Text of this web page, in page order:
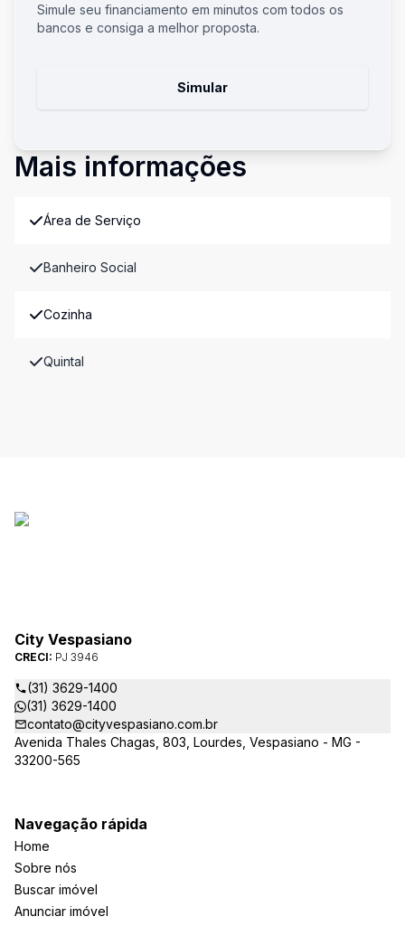
Simule seu financiamento em minutos com todos os
bancos e consiga a melhor proposta.
Simular
Mais informações
Área de Serviço
Banheiro Social
Cozinha
Quintal
City Vespasiano
CRECI: PJ 3946
(31) 3629-1400
(31) 3629-1400
contato@cityvespasiano.com.br
Avenida Thales Chagas, 803, Lourdes, Vespasiano - MG -
33200-565
Navegação rápida
Home
Sobre nós
Buscar imóvel
Anunciar imóvel